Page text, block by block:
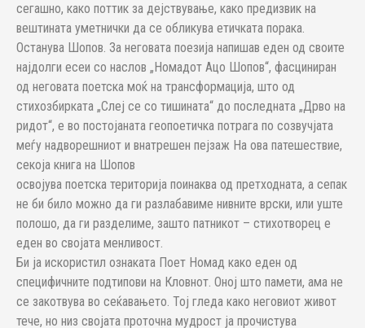
сегашно, како поттик за дејствување, како предизвик на
вештината уметнички да се обликува етичката порака.
Останува Шопов. За неговата поезија напишав еден од своите
најдолги есеи со наслов „Номадот Ацо Шопов“, фасциниран
од неговата поетска моќ на трансформација, што од
стихозбирката „Слеј се со тишината“ до последната „Дрво на
ридот“, е во постојаната геопоетичка потрага по созвучјата
меѓу надворешниот и внатрешен пејзаж На ова патешествие,
секоја книга на Шопов
освојува поетска територија поинаква од претходната, а сепак
не би било можно да ги разлабавиме нивните врски, или уште
полошо, да ги разделиме, зашто патникот – стихотворец е
еден во својата менливост.
Би ја искористил ознаката Поет Номад како еден од
специфичните подтипови на Кловнот. Оној што памети, ама не
се закотвува во сеќавањето. Тој гледа како неговиот живот
тече, но низ својата проточна мудрост ја прочистува